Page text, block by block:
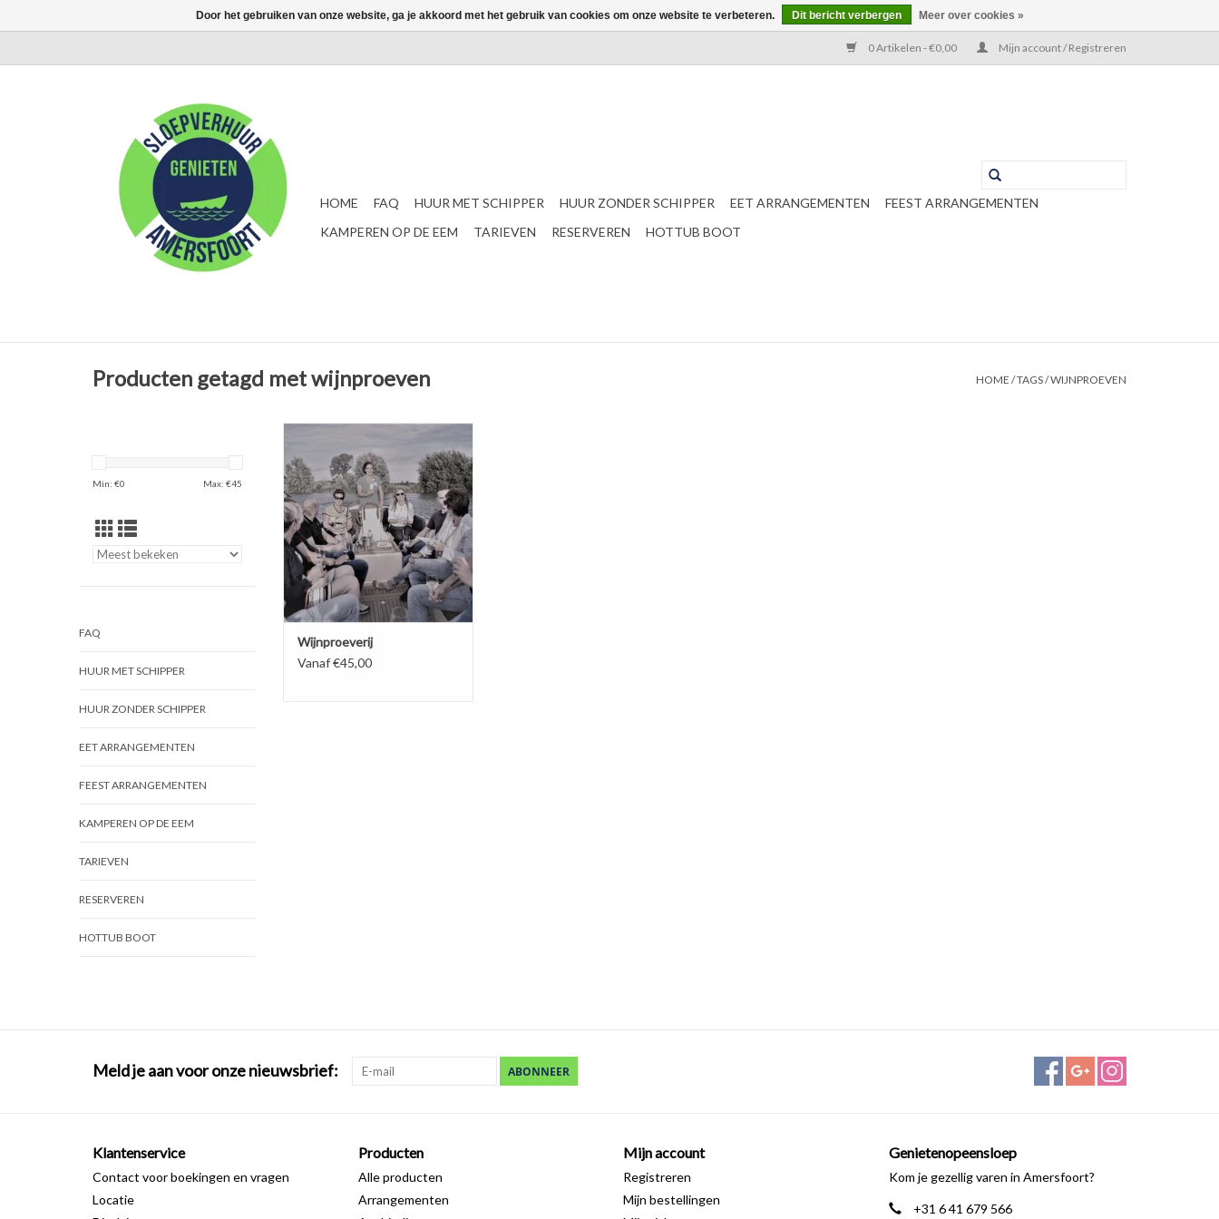
0 Artikelen - €0,00 Mijn account / Registreren
HOME FAQ HUUR MET SCHIPPER HUUR ZONDER SCHIPPER EET ARRANGEMENTEN
FEEST ARRANGEMENTEN
KAMPEREN OP DE EEM
TARIEVEN RESERVEREN HOTTUB BOOT
Producten getagd met wijnproeven HOME /TAGS/WIJNPROEVEN
Min: €0 Max: €45
FAQ
HUUR MET SCHIPPER
HUUR ZONDER SCHIPPER
EET ARRANGEMENTEN
FEEST ARRANGEMENTEN
KAMPEREN OP DE EEM
TARIEVEN
RESERVEREN
HOTTUB BOOT
Een wijnproeverij beleven op een
unieke manier bij ons kan het...
BOEK NU!
Wijnproeverij
Vanaf €45,00
Meld je aan voor onze nieuwsbrief: ABONNEER
Klantenservice
Contact voor boekingen en vragen
Locatie
Producten
Alle producten
Arrangementen
Mijn account
Registreren
Mijn bestellingen
Genietenopeensloep
Kom je gezellig varen in Amersfoort?
+31 6 41 679 566
Door het gebruiken van onze website, ga je akkoord met het gebruik van cookies om onze website te verbeteren. Dit bericht verbergen Meer over cookies »